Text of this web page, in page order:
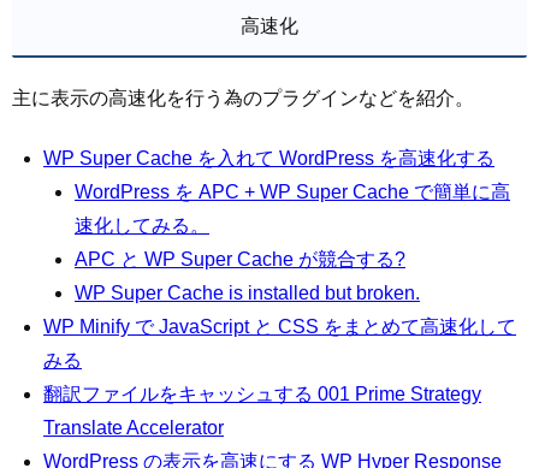
高速化
主に表示の高速化を行う為のプラグインなどを紹介。
WP Super Cache を入れて WordPress を高速化する
WordPress を APC + WP Super Cache で簡単に高
速化してみる。
APC と WP Super Cache が競合する?
WP Super Cache is installed but broken.
WP Minify で JavaScript と CSS をまとめて高速化して
みる
翻訳ファイルをキャッシュする 001 Prime Strategy
Translate Accelerator
WordPress の表示を高速にする WP Hyper Response